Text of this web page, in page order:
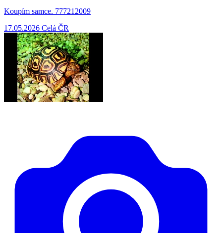
Koupím samce. 777212009
17.05.2026 Celá ČR